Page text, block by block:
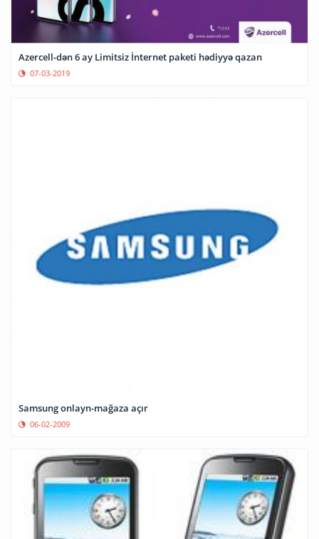
Azercell-dən 6 ay Limitsiz İnternet paketi hədiyyə qazan
07-03-2019
Samsung onlayn-mağaza açır
06-02-2009